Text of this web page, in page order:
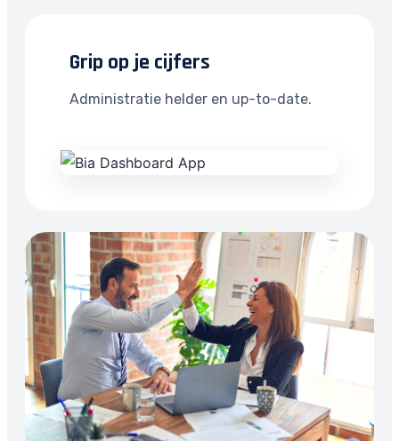
Grip op je cijfers
Administratie helder en up-to-date.